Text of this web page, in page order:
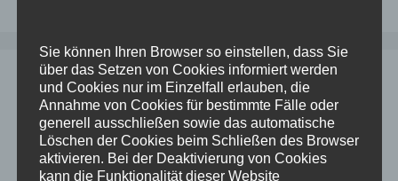
Zeitzone auf ODA ändern
13. August 2024vonDominik
Sie können Ihren Browser so einstellen, dass Sie
über das Setzen von Cookies informiert werden
und Cookies nur im Einzelfall erlauben, die
Annahme von Cookies für bestimmte Fälle oder
generell ausschließen sowie das automatische
Löschen der Cookies beim Schließen des Browser
aktivieren. Bei der Deaktivierung von Cookies
kann die Funktionalität dieser Website